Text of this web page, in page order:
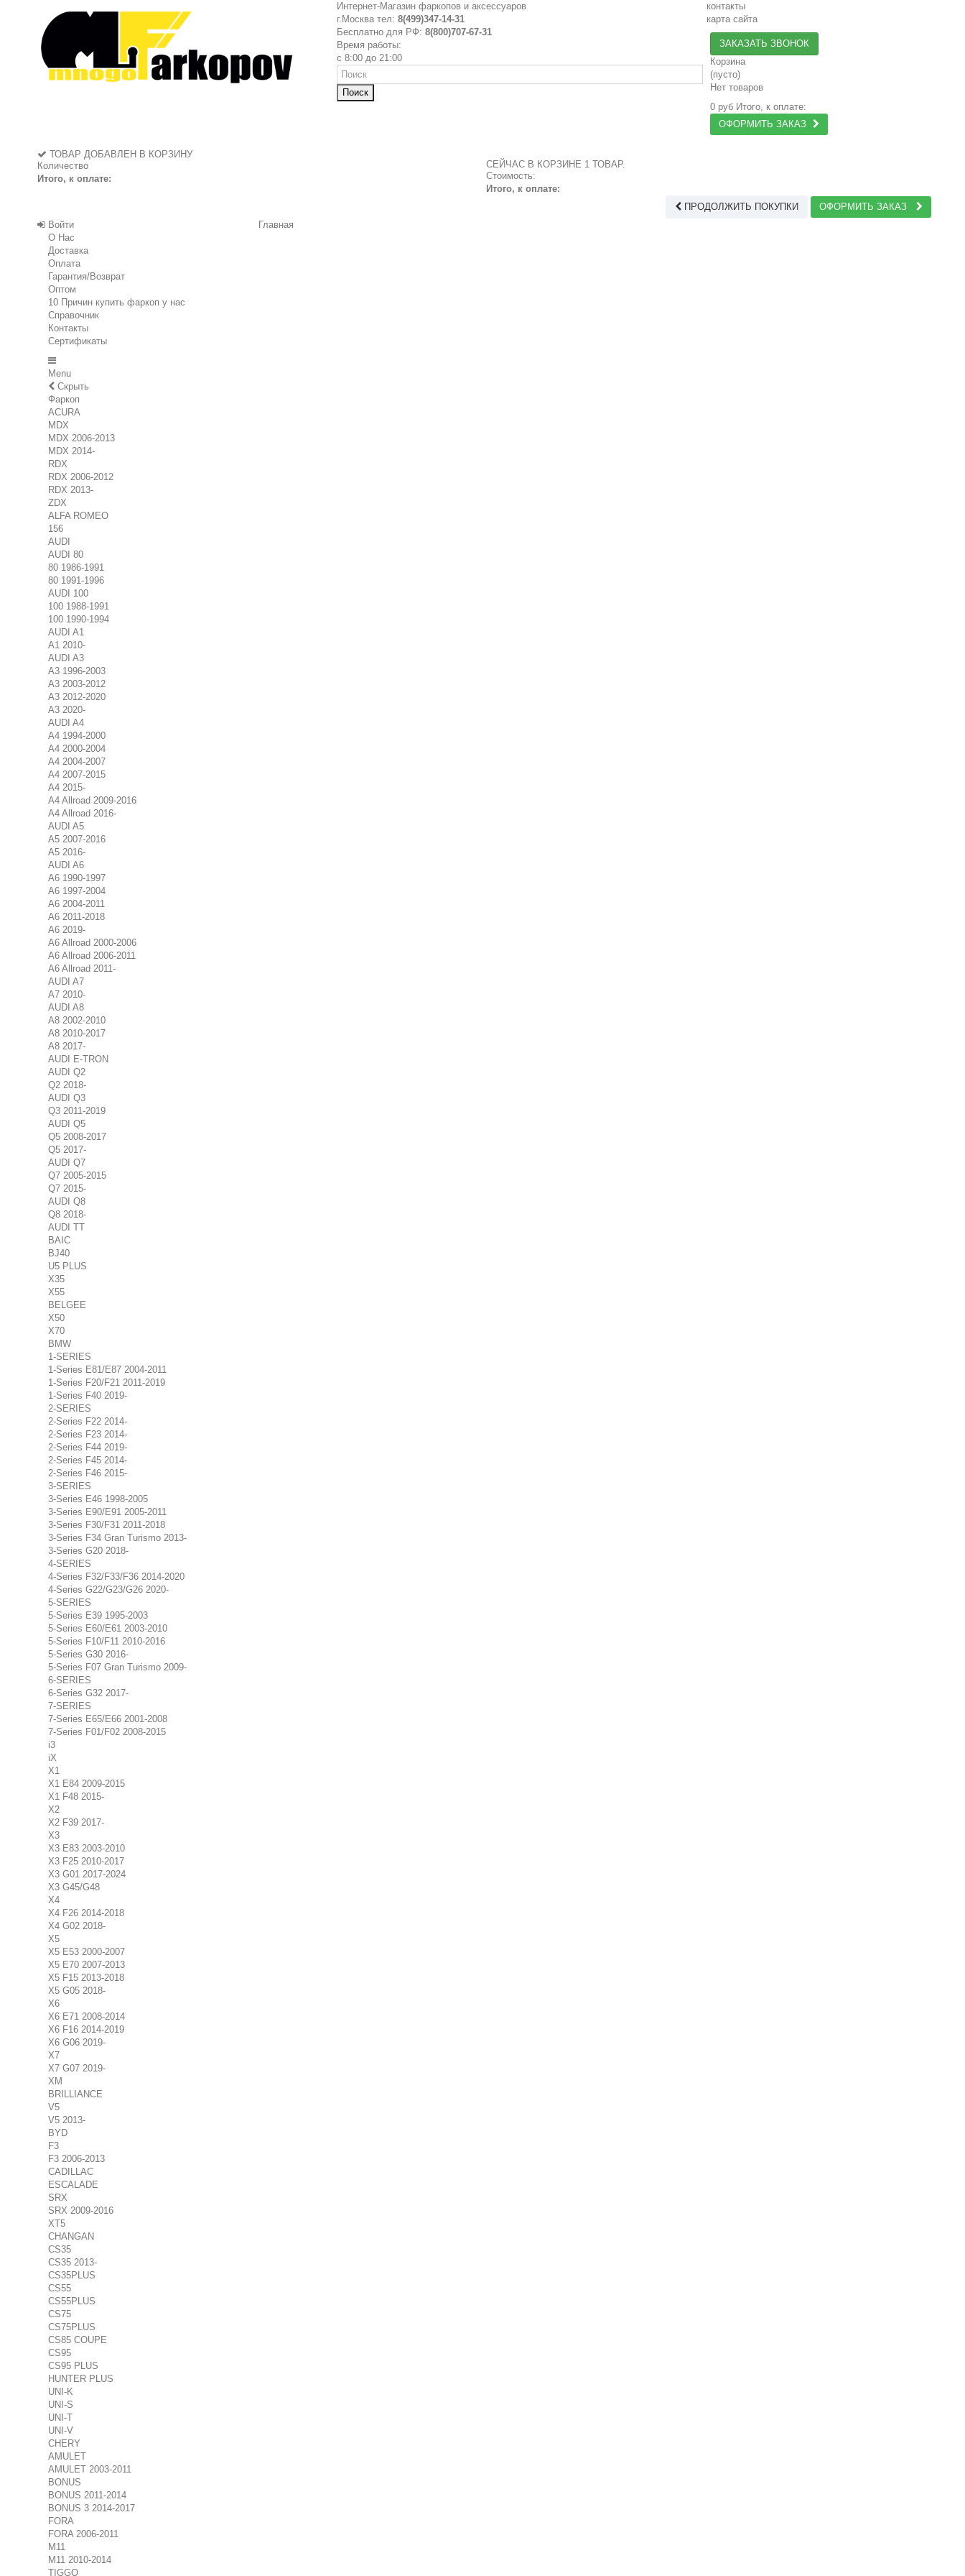
Интернет-Магазин фаркопов и аксессуаров
г.Москва тел: 8(499)347-14-31
Бесплатно для РФ: 8(800)707-67-31
Время работы:
с 8:00 до 21:00
Поиск
контакты
карта сайта
ЗАКАЗАТЬ ЗВОНОК
Корзина
(пусто)
Нет товаров
0 руб Итого, к оплате:
ОФОРМИТЬ ЗАКАЗ
ТОВАР ДОБАВЛЕН В КОРЗИНУ
Количество
Итого, к оплате:
СЕЙЧАС В КОРЗИНЕ 1 ТОВАР.
Стоимость:
Итого, к оплате:
ПРОДОЛЖИТЬ ПОКУПКИ
ОФОРМИТЬ ЗАКАЗ
Войти
Главная
О Нас
Доставка
Оплата
Гарантия/Возврат
Оптом
10 Причин купить фаркоп у нас
Справочник
Контакты
Сертификаты
Menu
Скрыть
Фаркоп
ACURA
MDX
MDX 2006-2013
MDX 2014-
RDX
RDX 2006-2012
RDX 2013-
ZDX
ALFA ROMEO
156
AUDI
AUDI 80
80 1986-1991
80 1991-1996
AUDI 100
100 1988-1991
100 1990-1994
AUDI A1
A1 2010-
AUDI A3
A3 1996-2003
A3 2003-2012
A3 2012-2020
A3 2020-
AUDI A4
A4 1994-2000
A4 2000-2004
A4 2004-2007
A4 2007-2015
A4 2015-
A4 Allroad 2009-2016
A4 Allroad 2016-
AUDI A5
A5 2007-2016
A5 2016-
AUDI A6
A6 1990-1997
A6 1997-2004
A6 2004-2011
A6 2011-2018
A6 2019-
A6 Allroad 2000-2006
A6 Allroad 2006-2011
A6 Allroad 2011-
AUDI A7
A7 2010-
AUDI A8
A8 2002-2010
A8 2010-2017
A8 2017-
AUDI E-TRON
AUDI Q2
Q2 2018-
AUDI Q3
Q3 2011-2019
AUDI Q5
Q5 2008-2017
Q5 2017-
AUDI Q7
Q7 2005-2015
Q7 2015-
AUDI Q8
Q8 2018-
AUDI TT
BAIC
BJ40
U5 PLUS
X35
X55
BELGEE
X50
X70
BMW
1-SERIES
1-Series E81/E87 2004-2011
1-Series F20/F21 2011-2019
1-Series F40 2019-
2-SERIES
2-Series F22 2014-
2-Series F23 2014-
2-Series F44 2019-
2-Series F45 2014-
2-Series F46 2015-
3-SERIES
3-Series E46 1998-2005
3-Series E90/E91 2005-2011
3-Series F30/F31 2011-2018
3-Series F34 Gran Turismo 2013-
3-Series G20 2018-
4-SERIES
4-Series F32/F33/F36 2014-2020
4-Series G22/G23/G26 2020-
5-SERIES
5-Series E39 1995-2003
5-Series E60/E61 2003-2010
5-Series F10/F11 2010-2016
5-Series G30 2016-
5-Series F07 Gran Turismo 2009-
6-SERIES
6-Series G32 2017-
7-SERIES
7-Series E65/E66 2001-2008
7-Series F01/F02 2008-2015
i3
iX
X1
X1 E84 2009-2015
X1 F48 2015-
X2
X2 F39 2017-
X3
X3 E83 2003-2010
X3 F25 2010-2017
X3 G01 2017-2024
X3 G45/G48
X4
X4 F26 2014-2018
X4 G02 2018-
X5
X5 E53 2000-2007
X5 E70 2007-2013
X5 F15 2013-2018
X5 G05 2018-
X6
X6 E71 2008-2014
X6 F16 2014-2019
X6 G06 2019-
X7
X7 G07 2019-
XM
BRILLIANCE
V5
V5 2013-
BYD
F3
F3 2006-2013
CADILLAC
ESCALADE
SRX
SRX 2009-2016
XT5
CHANGAN
CS35
CS35 2013-
CS35PLUS
CS55
CS55PLUS
CS75
CS75PLUS
CS85 COUPE
CS95
CS95 PLUS
HUNTER PLUS
UNI-K
UNI-S
UNI-T
UNI-V
CHERY
AMULET
AMULET 2003-2011
BONUS
BONUS 2011-2014
BONUS 3 2014-2017
FORA
FORA 2006-2011
M11
M11 2010-2014
TIGGO